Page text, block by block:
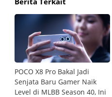
POCO X8 Pro Bakal Jadi
Senjata Baru Gamer Naik
Level di MLBB Season 40, Ini